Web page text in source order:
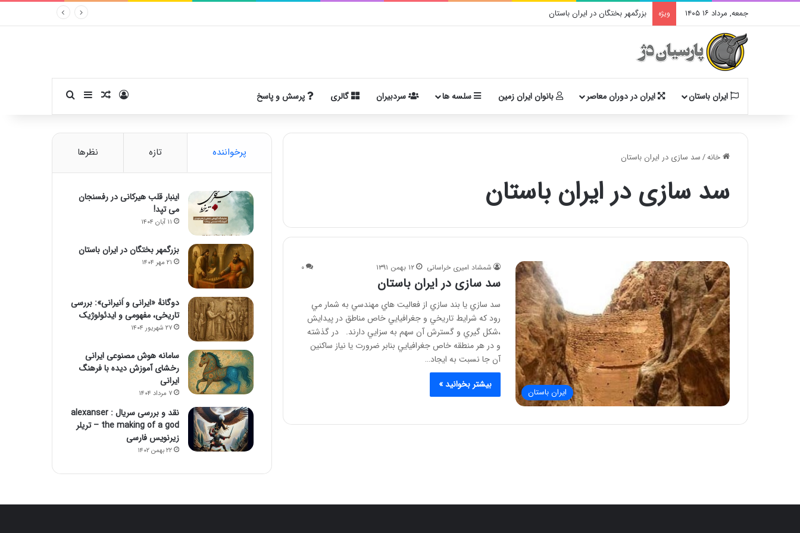
جمعه, مرداد ۱۶ ۱۴۰۵ ویژه بزرگمهر بختگان در ایران باستان
ایران باستان ایران در دوران معاصر بانوان ایران زمین سلسه ها سردبیران گالری پرسش و پاسخ ورودنوشته تصادفی
سایدبارجستجو برای
خانه/سد سازی در ایران باستان
سد سازی در ایران باستان
ایران باستان
شمشاد امیری خراسانی ۱۲ بهمن ۱۳۹۱ ۰
سد سازی در ایران باستان
سد سازي يا بند سازي از فعاليت هاي مهندسي به شمار مي
رود كه شرايط تاريخي و جغرافيايي خاص مناطق در پيدايش
،‌شكل گيري و گسترش آن سهم به سزايي دارند. در گذشته
و در هر منطقه خاص جغرافيايي بنابر ضرورت يا نياز ساكنين
آن جا نسبت به ايجاد…
بیشتر بخوانید »
پرخواننده تازه نظرها
اینبار قلب هیرکانی در رفسنجان
می تپد!
۱۱ آبان ۱۴۰۴
بزرگمهر بختگان در ایران باستان
۲۱ مهر ۱۴۰۴
دوگانهٔ «ایرانی و اَنیرانی»: بررسی
تاریخی، مفهومی و ایدئولوژیک
۲۷ شهریور ۱۴۰۴
سامانه هوش مصنوعی ایرانی
رخشای آموزش دیده با فرهنگ
ایرانی
۷ مرداد ۱۴۰۴
نقد و بررسی سریال alexanser :
the making of a god – تریلر
زیرنویس فارسی
۲۲ بهمن ۱۴۰۲